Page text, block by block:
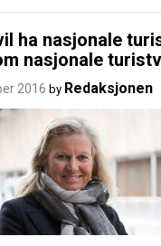
ha nasjonale
nasjonale
2016 by Redaksjonen